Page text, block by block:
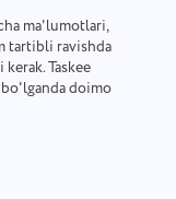
ma'lumotlari,
tartibli ravishda
Taskee
doimo